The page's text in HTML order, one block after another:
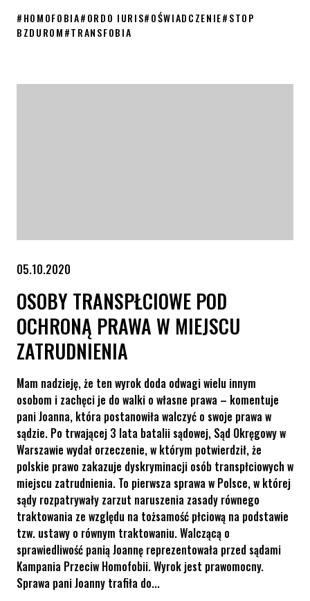
#HOMOFOBIA#ORDO IURIS#OŚWIADCZENIE#STOP
BZDUROM#TRANSFOBIA
05.10.2020
OSOBY TRANSPŁCIOWE POD
OCHRONĄ PRAWA W MIEJSCU
ZATRUDNIENIA
Mam nadzieję, że ten wyrok doda odwagi wielu innym
osobom i zachęci je do walki o własne prawa – komentuje
pani Joanna, która postanowiła walczyć o swoje prawa w
sądzie. Po trwającej 3 lata batalii sądowej, Sąd Okręgowy w
Warszawie wydał orzeczenie, w którym potwierdził, że
polskie prawo zakazuje dyskryminacji osób transpłciowych w
miejscu zatrudnienia. To pierwsza sprawa w Polsce, w której
sądy rozpatrywały zarzut naruszenia zasady równego
traktowania ze względu na tożsamość płciową na podstawie
tzw. ustawy o równym traktowaniu. Walczącą o
sprawiedliwość panią Joannę reprezentowała przed sądami
Kampania Przeciw Homofobii. Wyrok jest prawomocny.
Sprawa pani Joanny trafiła do...